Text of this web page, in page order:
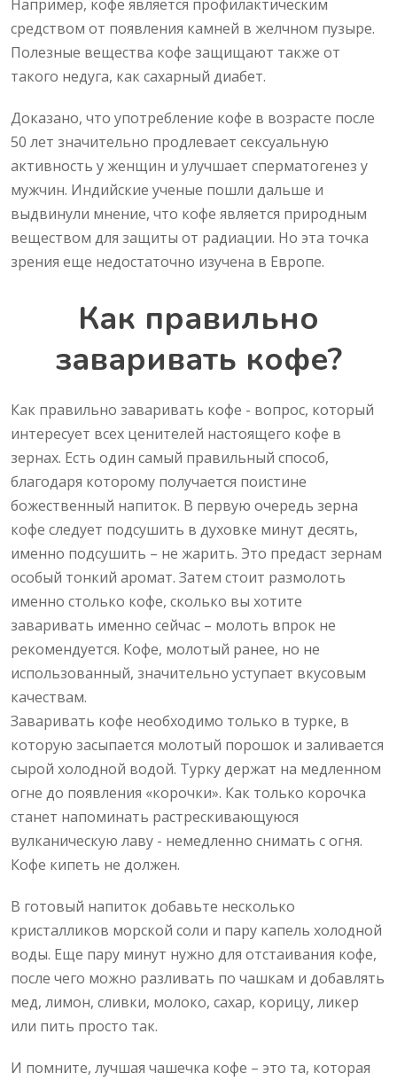
Например, кофе является профилактическим
средством от появления камней в желчном пузыре.
Полезные вещества кофе защищают также от
такого недуга, как сахарный диабет.
Доказано, что употребление кофе в возрасте после
50 лет значительно продлевает сексуальную
активность у женщин и улучшает сперматогенез у
мужчин. Индийские ученые пошли дальше и
выдвинули мнение, что кофе является природным
веществом для защиты от радиации. Но эта точка
зрения еще недостаточно изучена в Европе.
Как правильно
заваривать кофе?
Как правильно заваривать кофе - вопрос, который
интересует всех ценителей настоящего кофе в
зернах. Есть один самый правильный способ,
благодаря которому получается поистине
божественный напиток. В первую очередь зерна
кофе следует подсушить в духовке минут десять,
именно подсушить – не жарить. Это предаст зернам
особый тонкий аромат. Затем стоит размолоть
именно столько кофе, сколько вы хотите
заваривать именно сейчас – молоть впрок не
рекомендуется. Кофе, молотый ранее, но не
использованный, значительно уступает вкусовым
качествам.
Заваривать кофе необходимо только в турке, в
которую засыпается молотый порошок и заливается
сырой холодной водой. Турку держат на медленном
огне до появления «корочки». Как только корочка
станет напоминать растрескивающуюся
вулканическую лаву - немедленно снимать с огня.
Кофе кипеть не должен.
В готовый напиток добавьте несколько
кристалликов морской соли и пару капель холодной
воды. Еще пару минут нужно для отстаивания кофе,
после чего можно разливать по чашкам и добавлять
мед, лимон, сливки, молоко, сахар, корицу, ликер
или пить просто так.
И помните, лучшая чашечка кофе – это та, которая